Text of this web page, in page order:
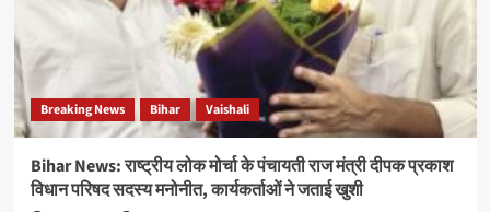
Breaking News Bihar Vaishali
Bihar News: राष्ट्रीय लोक मोर्चा के पंचायती राज मंत्री दीपक प्रकाश
विधान परिषद सदस्य मनोनीत, कार्यकर्ताओं ने जताई खुशी